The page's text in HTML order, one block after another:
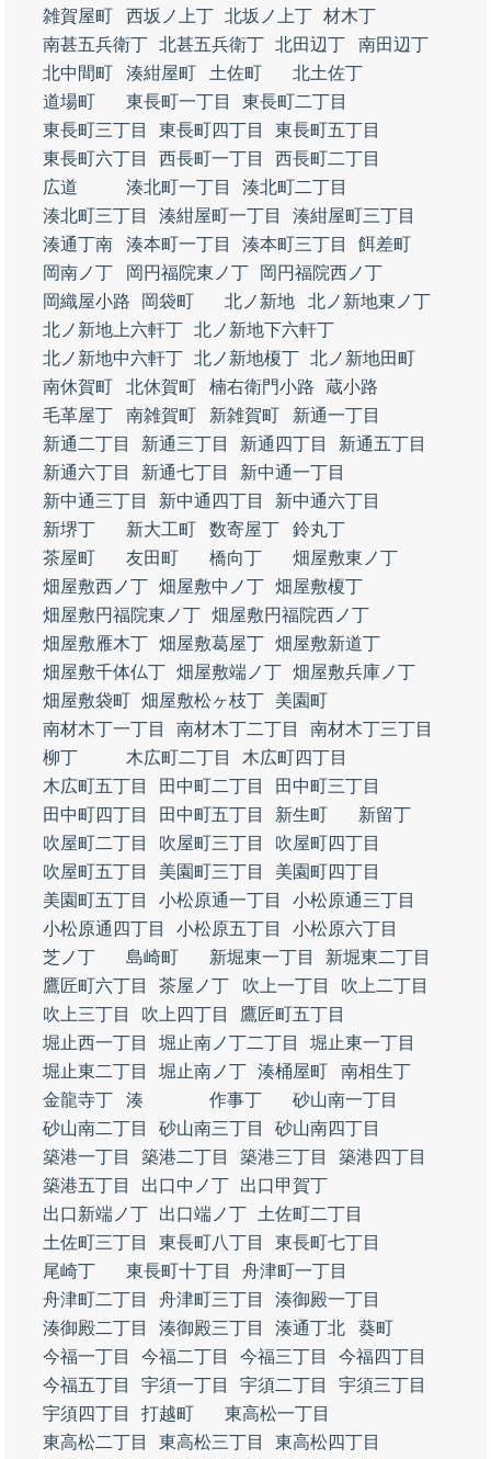
雑賀屋町 西坂ノ上丁 北坂ノ上丁 材木丁
南甚五兵衛丁 北甚五兵衛丁 北田辺丁
南田辺丁
北中間町
湊紺屋町 土佐町
北土佐丁
道場町
東長町一丁目
東長町二丁目
東長町三丁目
東長町四丁目
東長町五丁目
東長町六丁目
西長町一丁目
西長町二丁目
広道
湊北町一丁目
湊北町二丁目
湊北町三丁目
湊紺屋町一丁目
湊紺屋町三丁目
湊通丁南
湊本町一丁目 湊本町三丁目
餌差町
岡南ノ丁
岡円福院東ノ丁
岡円福院西ノ丁
岡織屋小路
岡袋町 北ノ新地
北ノ新地東ノ丁
北ノ新地上六軒丁 北ノ新地下六軒丁
北ノ新地中六軒丁 北ノ新地榎丁 北ノ新地田町
南休賀町
北休賀町 楠右衛門小路
蔵小路
毛革屋丁
南雑賀町 新雑賀町
新通一丁目
新通二丁目
新通三丁目 新通四丁目
新通五丁目
新通六丁目
新通七丁目
新中通一丁目
新中通三丁目
新中通四丁目
新中通六丁目
新堺丁
新大工町 数寄屋丁
鈴丸丁
茶屋町
友田町 橋向丁
畑屋敷東ノ丁
畑屋敷西ノ丁 畑屋敷中ノ丁 畑屋敷榎丁
畑屋敷円福院東ノ丁 畑屋敷円福院西ノ丁
畑屋敷雁木丁 畑屋敷葛屋丁 畑屋敷新道丁
畑屋敷千体仏丁 畑屋敷端ノ丁 畑屋敷兵庫ノ丁
畑屋敷袋町 畑屋敷松ヶ枝丁
美園町
南材木丁一丁目
南材木丁二丁目
南材木丁三丁目
柳丁
木広町二丁目
木広町四丁目
木広町五丁目
田中町二丁目
田中町三丁目
田中町四丁目
田中町五丁目 新生町
新留丁
吹屋町二丁目
吹屋町三丁目
吹屋町四丁目
吹屋町五丁目
美園町三丁目
美園町四丁目
美園町五丁目
小松原通一丁目
小松原通三丁目
小松原通四丁目
小松原五丁目
小松原六丁目
芝ノ丁
島崎町 新堀東一丁目
新堀東二丁目
鷹匠町六丁目
茶屋ノ丁 吹上一丁目
吹上二丁目
吹上三丁目
吹上四丁目
鷹匠町五丁目
堀止西一丁目
堀止南ノ丁二丁目
堀止東一丁目
堀止東二丁目
堀止南ノ丁 湊桶屋町
南相生丁
金龍寺丁
湊 作事丁
砂山南一丁目
砂山南二丁目
砂山南三丁目
砂山南四丁目
築港一丁目
築港二丁目 築港三丁目
築港四丁目
築港五丁目
出口中ノ丁
出口甲賀丁
出口新端ノ丁
出口端ノ丁
土佐町二丁目
土佐町三丁目
東長町八丁目
東長町七丁目
尾崎丁
東長町十丁目
舟津町一丁目
舟津町二丁目
舟津町三丁目
湊御殿一丁目
湊御殿二丁目
湊御殿三丁目 湊通丁北
葵町
今福一丁目
今福二丁目 今福三丁目
今福四丁目
今福五丁目
宇須一丁目 宇須二丁目
宇須三丁目
宇須四丁目
打越町
東高松一丁目
東高松二丁目
東高松三丁目
東高松四丁目